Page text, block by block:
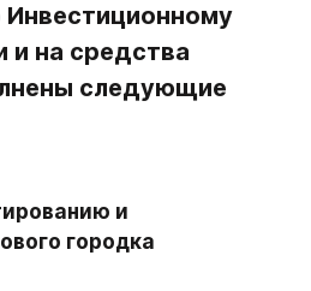
Инвестиционному
и на средства
следующие
и
городка